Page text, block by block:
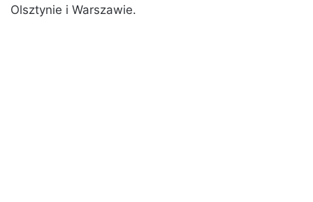
Olsztynie i Warszawie.